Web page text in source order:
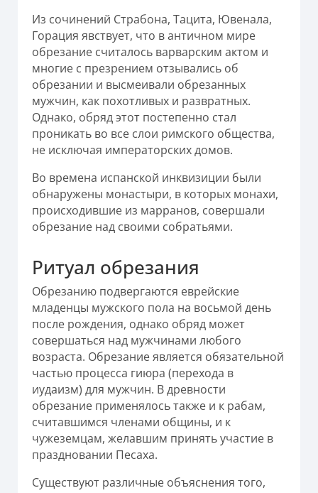
Из сочинений Страбона, Тацита, Ювенала,
Горация явствует, что в античном мире
обрезание считалось варварским актом и
многие с презрением отзывались об
обрезании и высмеивали обрезанных
мужчин, как похотливых и развратных.
Однако, обряд этот постепенно стал
проникать во все слои римского общества,
не исключая императорских домов.
Во времена испанской инквизиции были
обнаружены монастыри, в которых монахи,
происходившие из марранов, совершали
обрезание над своими собратьями.
Ритуал обрезания
Обрезанию подвергаются еврейские
младенцы мужского пола на восьмой день
после рождения, однако обряд может
совершаться над мужчинами любого
возраста. Обрезание является обязательной
частью процесса гиюра (перехода в
иудаизм) для мужчин. В древности
обрезание применялось также и к рабам,
считавшимся членами общины, и к
чужеземцам, желавшим принять участие в
праздновании Песаха.
Существуют различные объяснения того,